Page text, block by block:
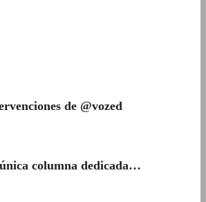
de @vozed
columna dedicada…